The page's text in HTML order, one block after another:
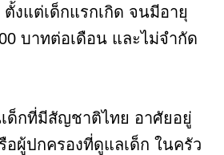
ตั้งแต่เด็กแรกเกิด จนมีอายุ
บาทต่อเดือน และไม่จำกัด
ด็กที่มีสัญชาติไทย อาศัยอยู่
อผู้ปกครองที่ดูแลเด็ก ในครัว